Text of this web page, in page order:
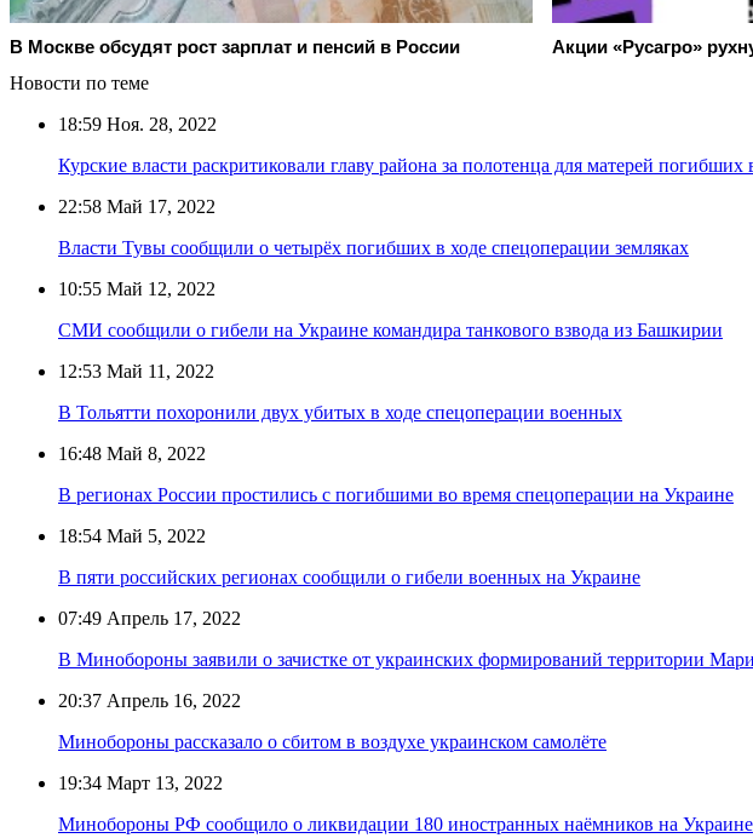
В Москве обсудят рост зарплат и пенсий в России Акции «Русагро»
Новости по теме
18:59 Ноя. 28, 2022
Курские власти раскритиковали главу района за полотенца для матерей
22:58 Май 17, 2022
Власти Тувы сообщили о четырёх погибших в ходе спецоперации земляках
10:55 Май 12, 2022
СМИ сообщили о гибели на Украине командира танкового взвода из Башкирии
12:53 Май 11, 2022
В Тольятти похоронили двух убитых в ходе спецоперации военных
16:48 Май 8, 2022
В регионах России простились с погибшими во время спецоперации на Украине
18:54 Май 5, 2022
В пяти российских регионах сообщили о гибели военных на Украине
07:49 Апрель 17, 2022
В Минобороны заявили о зачистке от украинских формирований территории
20:37 Апрель 16, 2022
Минобороны рассказало о сбитом в воздухе украинском самолёте
19:34 Март 13, 2022
Минобороны РФ сообщило о ликвидации 180 иностранных наёмников на Украине